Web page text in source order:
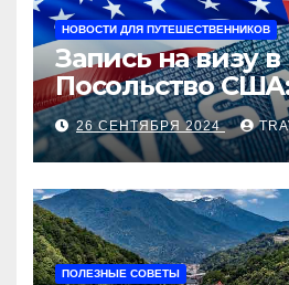
НОВОСТИ ДЛЯ ПУТЕШЕСТВЕННИКОВ
Запись на визу в
Посольство
Пошаговое
26 СЕНТЯБРЯ 2024
ПОЛЕЗНЫЕ СОВЕТЫ